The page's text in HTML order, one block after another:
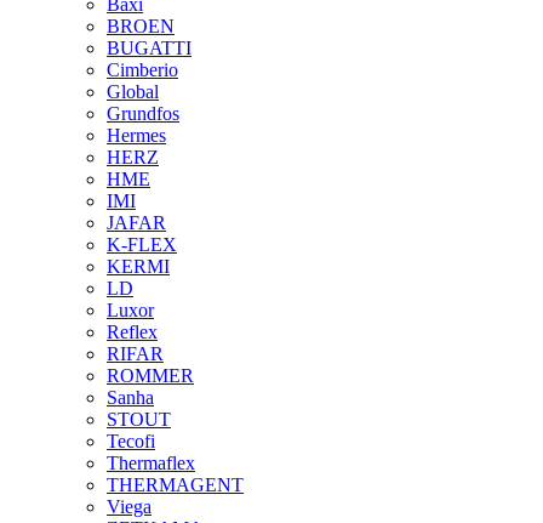
BROEN
BUGATTI
Cimberio
Global
Grundfos
Hermes
HERZ
HME
IMI
JAFAR
K-FLEX
KERMI
LD
Luxor
Reflex
RIFAR
ROMMER
Sanha
STOUT
Tecofi
Thermaflex
THERMAGENT
Viega